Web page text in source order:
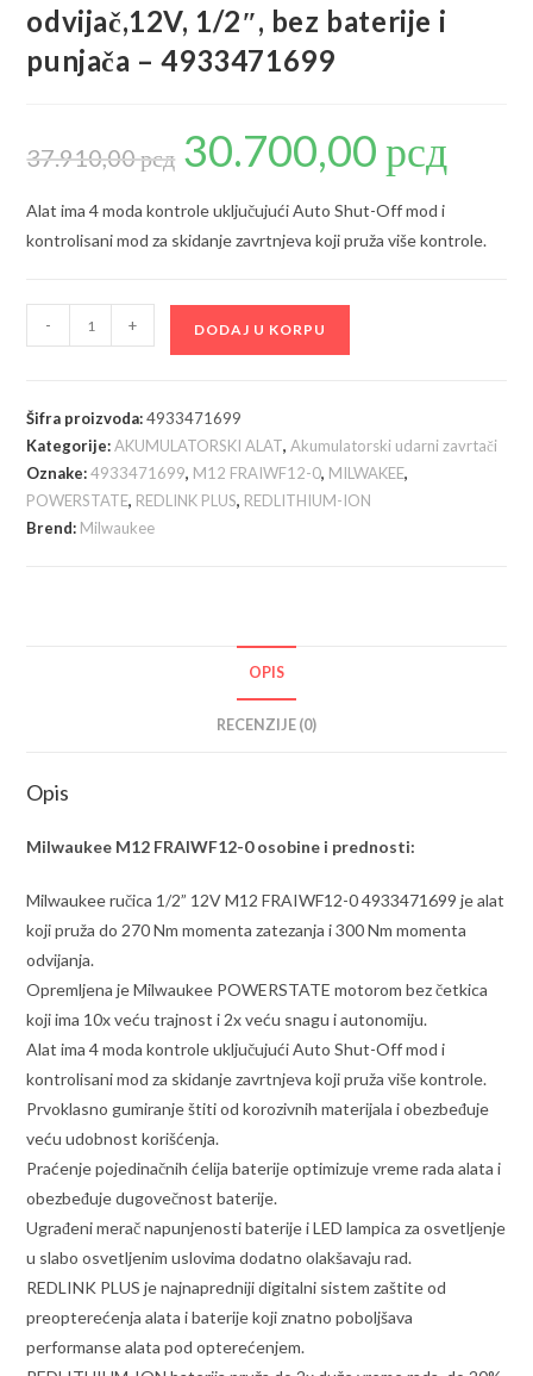
odvijač,12V, 1/2″, bez baterije i
punjača – 4933471699
37.910,00рсд
Originalna
cena
je
37.910,00 рсд.
30.700,00рсдje:
Alat ima 4 moda kontrole uključujući Auto Shut-Off mod i
kontrolisani mod za skidanje zavrtnjeva koji pruža više kontrole.
MILWAKEE
M12
0
akumulatorski
ugaoni
udarni
odvijač,12V,
- + DODAJ U KORPU
Šifra proizvoda:4933471699
Kategorije:AKUMULATORSKI ALAT,Akumulatorski udarni zavrtači
Oznake:4933471699, M12 FRAIWF12-0, MILWAKEE,
POWERSTATE, REDLINK PLUS, REDLITHIUM-ION
Brend: Milwaukee
OPIS
RECENZIJE (0)
Opis
Milwaukee M12 FRAIWF12-0 osobine i prednosti:
Milwaukee ručica 1/2” 12V M12 FRAIWF12-0 4933471699 je alat
koji pruža do 270 Nm momenta zatezanja i 300 Nm momenta
odvijanja.
Opremljena je Milwaukee POWERSTATE motorom bez četkica
koji ima 10x veću trajnost i 2x veću snagu i autonomiju.
Alat ima 4 moda kontrole uključujući Auto Shut-Off mod i
kontrolisani mod za skidanje zavrtnjeva koji pruža više kontrole.
Prvoklasno gumiranje štiti od korozivnih materijala i obezbeđuje
veću udobnost korišćenja.
Praćenje pojedinačnih ćelija baterije optimizuje vreme rada alata i
obezbeđuje dugovečnost baterije.
Ugrađeni merač napunjenosti baterije i LED lampica za osvetljenje
u slabo osvetljenim uslovima dodatno olakšavaju rad.
REDLINK PLUS je najnapredniji digitalni sistem zaštite od
preopterećenja alata i baterije koji znatno poboljšava
performanse alata pod opterećenjem.